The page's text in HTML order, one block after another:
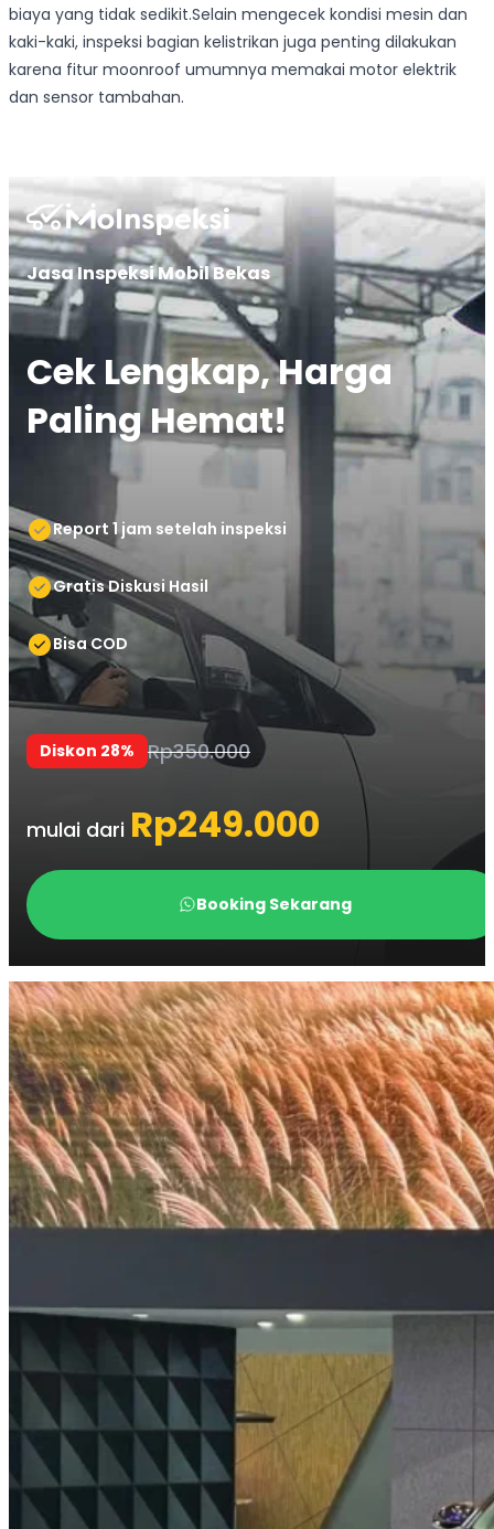
biaya yang tidak sedikit.Selain mengecek kondisi mesin dan
kaki-kaki, inspeksi bagian kelistrikan juga penting dilakukan
karena fitur moonroof umumnya memakai motor elektrik
dan sensor tambahan.